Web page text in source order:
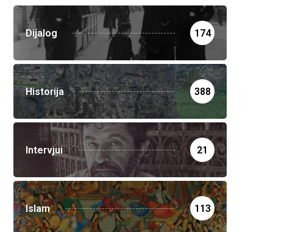
Dijalog 174
Historija 388
Intervjui 21
Islam 113